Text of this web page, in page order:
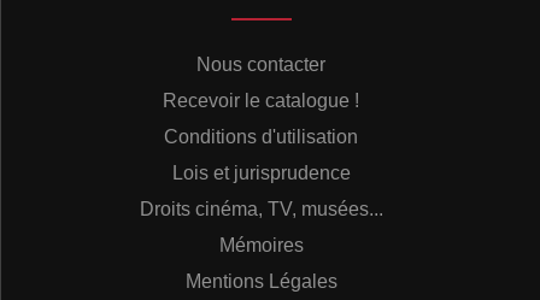
Nous contacter
Recevoir le catalogue !
Conditions d'utilisation
Lois et jurisprudence
Droits cinéma, TV, musées...
Mémoires
Mentions Légales